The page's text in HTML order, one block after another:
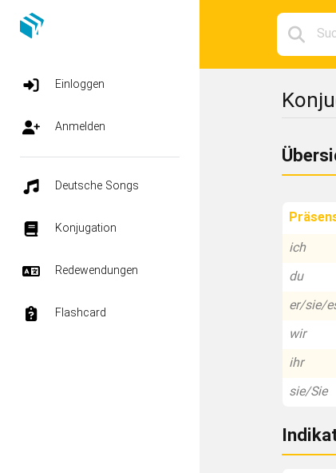
Einloggen
Anmelden
Deutsche Songs
Konjugation
Redewendungen
Flashcard
ich
du
er/sie/
wir
ihr
sie/Sie